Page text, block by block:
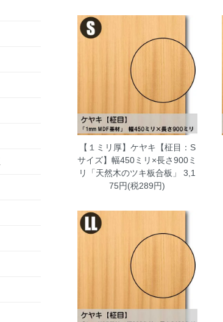
【１ミリ厚】ケヤキ【柾目：S
サイズ】幅450ミリ×長さ900ミ
リ「天然木のツキ板合板」
3,1
75円(税289円)